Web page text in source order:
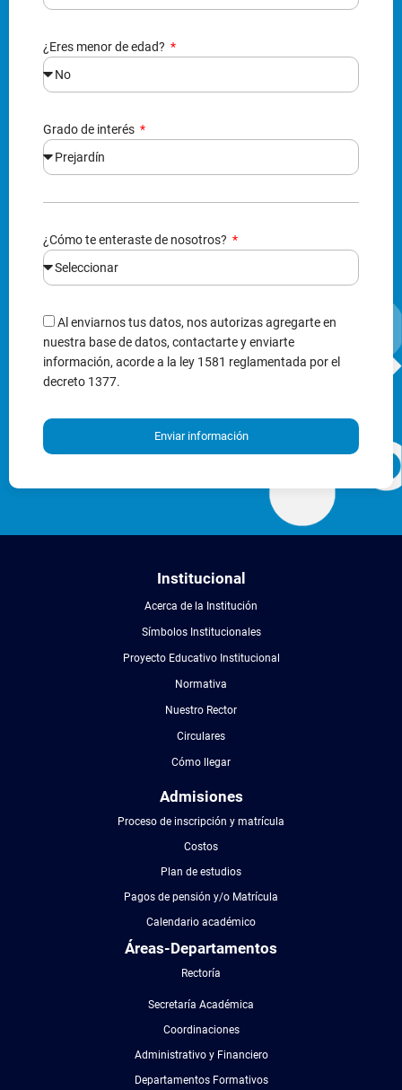
¿Eres menor de edad?
Grado de interés
¿Cómo te enteraste de nosotros?
Al enviarnos tus datos, nos autorizas agregarte en
nuestra base de datos, contactarte y enviarte
información, acorde a la ley 1581 reglamentada por el
decreto 1377.
Enviar información
Institucional
Acerca de la Institución
Símbolos Institucionales
Proyecto Educativo Institucional
Normativa
Nuestro Rector
Circulares
Cómo llegar
Admisiones
Proceso de inscripción y matrícula
Costos
Plan de estudios
Pagos de pensión y/o Matrícula
Calendario académico
Áreas-Departamentos
Rectoría
Secretaría Académica
Coordinaciones
Administrativo y Financiero
Departamentos Formativos